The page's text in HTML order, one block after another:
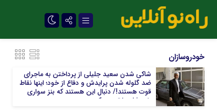
خودروسازان
شاکی شدن سعید جلیلی از پرداختن به ماجرای
ضد گلوله شدن پرایدش و دفاع از خود؛ اینها نقاط
قوت هستند!/ دنبال این هستند که بنز سواری
خودشان را توجیه کنند